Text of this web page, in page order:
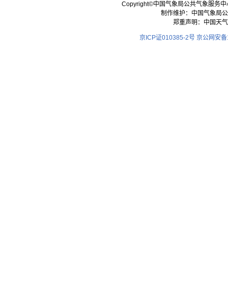
彻落实各项政策条例，坚持依法规范管理，确
作业效果、作业安全和科研等方面都取得了可
Copyright©中国气象局公共气象服务
制作维护：中国气象局
郑重声明：中国天
京ICP证010385-2号 京公网安